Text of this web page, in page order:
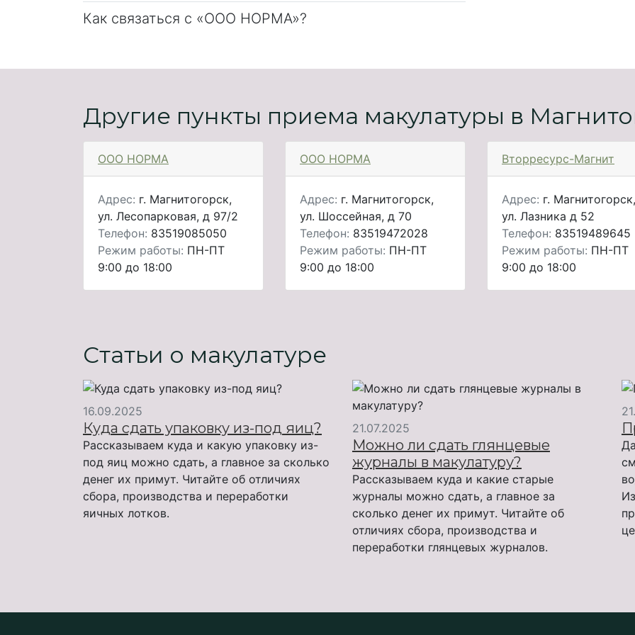
Как связаться с «ООО НОРМА»?
Другие пункты приема макулатуры в
ООО НОРМА
Адрес: г. Магнитогорск,
ул. Лесопарковая, д 97/2
Телефон: 83519085050
Режим работы: ПН-ПТ
9:00 до 18:00
ООО НОРМА
Адрес: г. Магнитогорск,
ул. Шоссейная, д 70
Телефон: 83519472028
Режим работы: ПН-ПТ
9:00 до 18:00
Вторресурс-Магнит
Адрес: г. Магнитогорск,
ул. Лазника д 52
Телефон: 83519489645
Режим работы: ПН-ПТ
9:00 до 18:00
Статьи о макулатуре
16.09.2025
Куда сдать упаковку из-под яиц?
Рассказываем куда и какую упаковку из-
под яиц можно сдать, а главное за сколько
денег их примут. Читайте об отличиях
сбора, производства и переработки
яичных лотков.
21.07.2025
Можно ли сдать глянцевые
журналы в макулатуру?
Рассказываем куда и какие старые
журналы можно сдать, а главное за
сколько денег их примут. Читайте об
отличиях сбора, производства и
переработки глянцевых журналов.